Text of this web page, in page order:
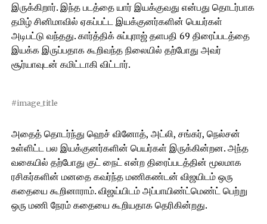
இருக்கிறார். இந்த படத்தை யார் இயக்குவது என்பது தொடர்பாக
தமிழ் சினிமாவில் ஏகப்பட்ட இயக்குனர்களின் பெயர்கள்
அடிபட்டு வந்தது. கார்த்திக் சுப்புராஜ் தளபதி 69 திரைப்படத்தை
இயக்க இருப்பதாக கூறிவந்த நிலையில் தற்போது அவர்
சூர்யாவுடன் கமிட்டாகி விட்டார்.
#image_title
அதைத் தொடர்ந்து ஹெச் வினோத், அட்லி, சங்கர், நெல்சன்
உள்ளிட்ட பல இயக்குனர்களின் பெயர்கள் இருக்கின்றன. அந்த
வகையில் தற்போது குட் நைட் என்ற திரைப்படத்தின் மூலமாக
ரசிகர்களின் மனதை கவர்ந்த மணிகண்டன் விஜயிடம் ஒரு
கதையை கூறினாராம். விஜய்யிடம் அப்பாயிண்ட்மெண்ட் பெற்று
ஒரு மணி நேரம் கதையை கூறியதாக தெரிகின்றது.